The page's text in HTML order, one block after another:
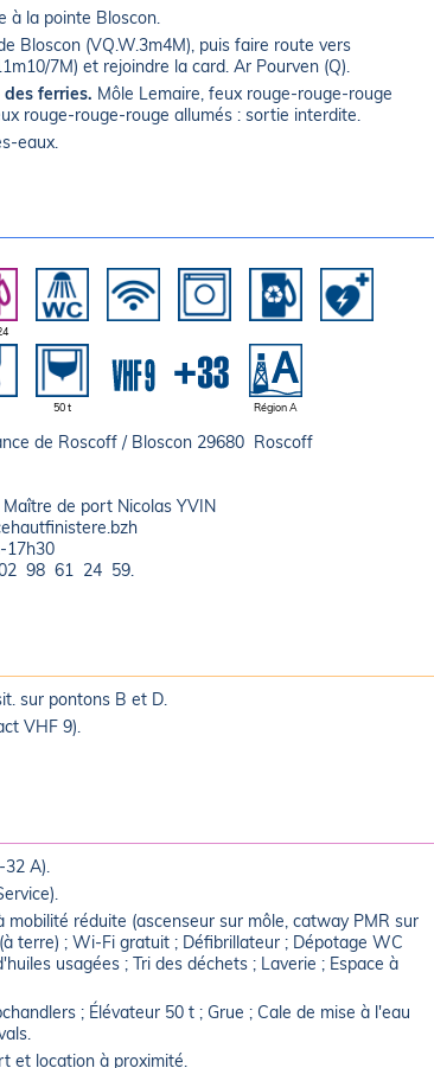
à la pointe Bloscon.
Bloscon (VQ.W.3m4M), puis faire route vers
7M) et rejoindre la card. Ar Pourven (Q).
ferries. Môle Lemaire, feux rouge-rouge-rouge
rouge-rouge-rouge allumés : sortie interdite.
eaux.
50 t Région A
de Roscoff / Bloscon 29680 Roscoff
de port Nicolas YVIN
17h30
02 98 61 24 59.
sur pontons B et D.
VHF 9).
32 A).
mobilité réduite (ascenseur sur môle, catway PMR sur
terre) ; Wi-Fi gratuit ; Défibrillateur ; Dépotage WC
usagées ; Tri des déchets ; Laverie ; Espace à
; Élévateur 50 t ; Grue ; Cale de mise à l'eau
et location à proximité.